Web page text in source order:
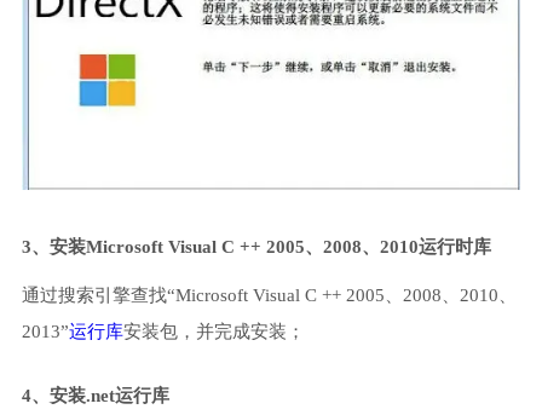
3、安装Microsoft Visual C ++ 2005、2008、2010运行时库
通过搜索引擎查找“Microsoft Visual C ++ 2005、2008、2010、
2013”运行库安装包，并完成安装；
4、安装.net运行库